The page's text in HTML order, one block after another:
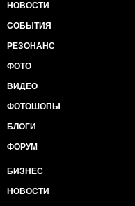
НОВОСТИ
СОБЫТИЯ
РЕЗОНАНС
ФОТО
ВИДЕО
ФОТОШОПЫ
БЛОГИ
ФОРУМ
БИЗНЕС
НОВОСТИ